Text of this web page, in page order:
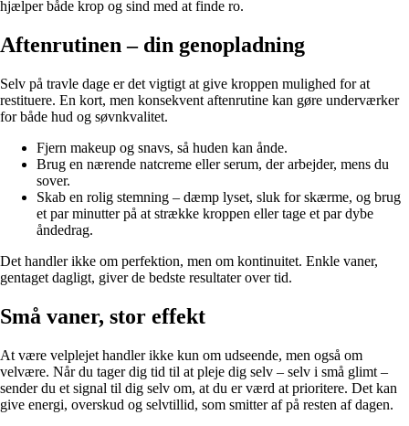
hjælper både krop og sind med at finde ro.
Aftenrutinen – din genopladning
Selv på travle dage er det vigtigt at give kroppen mulighed for at
restituere. En kort, men konsekvent aftenrutine kan gøre underværker
for både hud og søvnkvalitet.
Fjern makeup og snavs, så huden kan ånde.
Brug en nærende natcreme eller serum, der arbejder, mens du
sover.
Skab en rolig stemning – dæmp lyset, sluk for skærme, og brug
et par minutter på at strække kroppen eller tage et par dybe
åndedrag.
Det handler ikke om perfektion, men om kontinuitet. Enkle vaner,
gentaget dagligt, giver de bedste resultater over tid.
Små vaner, stor effekt
At være velplejet handler ikke kun om udseende, men også om
velvære. Når du tager dig tid til at pleje dig selv – selv i små glimt –
sender du et signal til dig selv om, at du er værd at prioritere. Det kan
give energi, overskud og selvtillid, som smitter af på resten af dagen.